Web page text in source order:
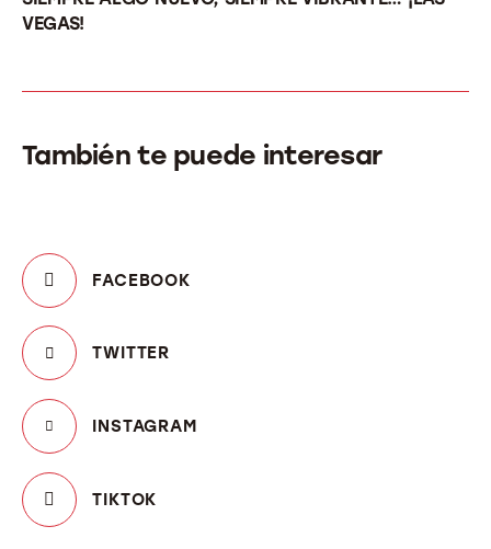
VEGAS!
También te puede interesar
FACEBOOK
TWITTER
INSTAGRAM
TIKTOK